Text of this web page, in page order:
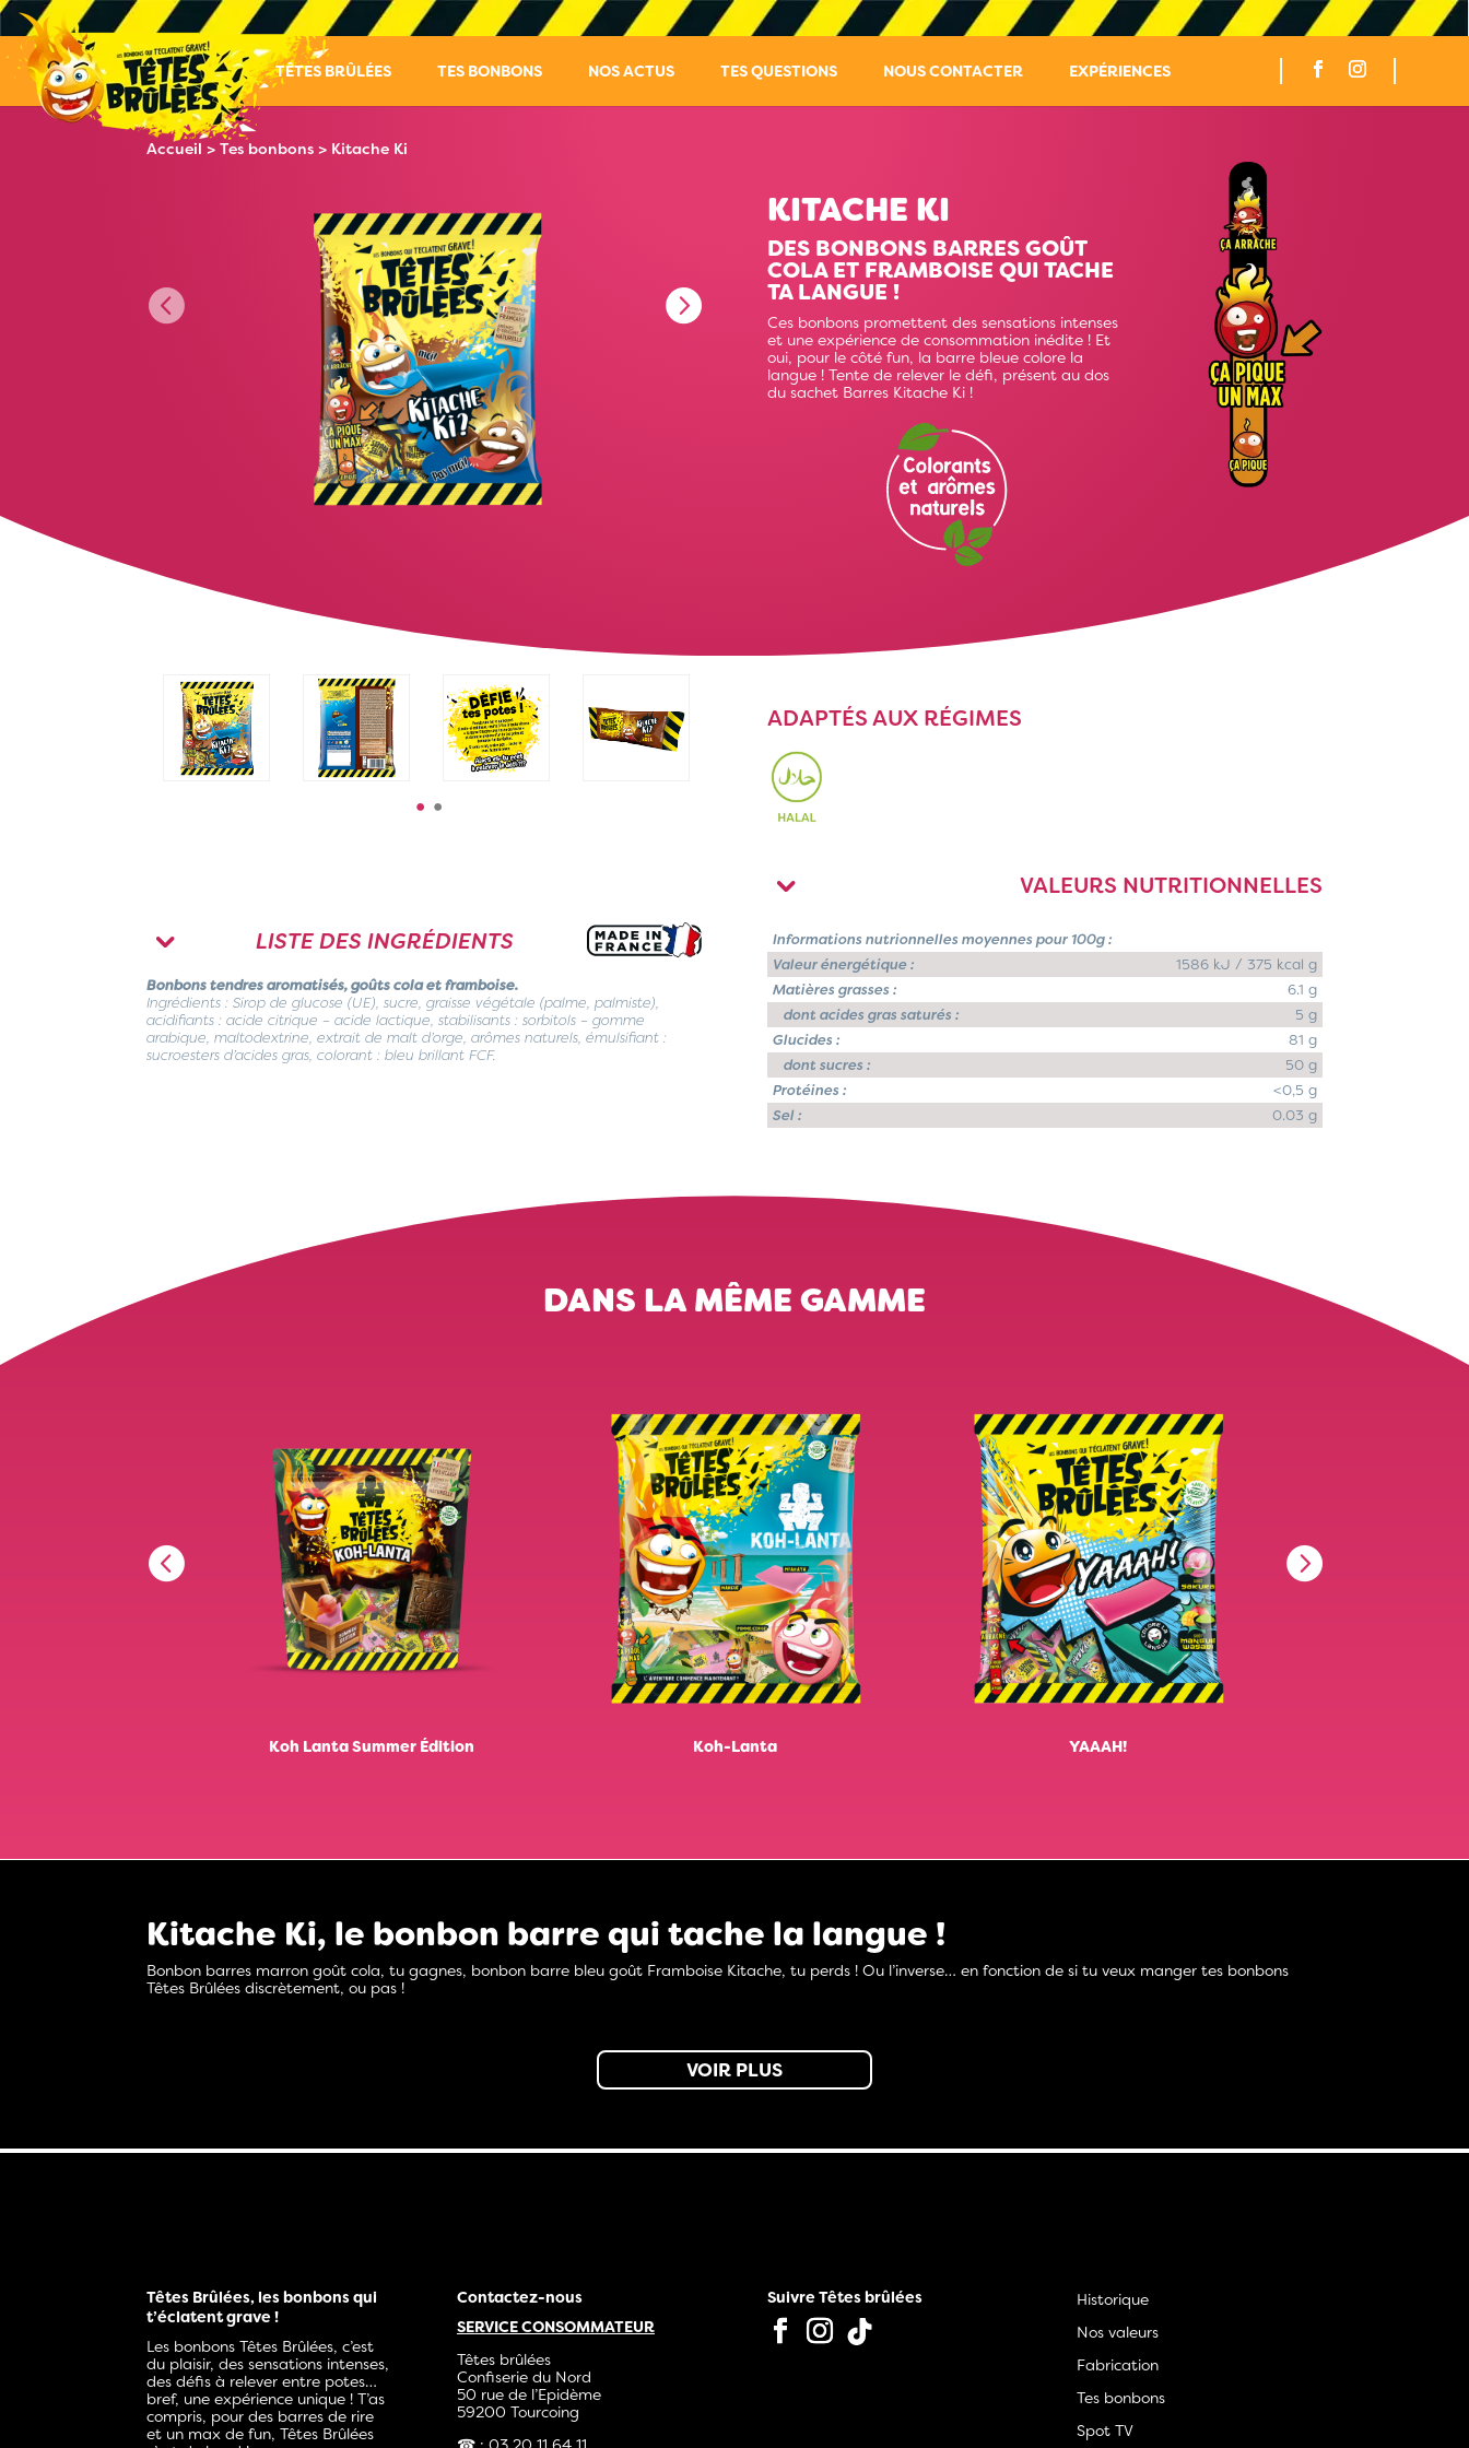
TÊTES BRÛLÉES TES BONBONS NOS ACTUS TES QUESTIONS NOUS CONTACTER EXPÉRIENCES
Accueil >Tes bonbons > Kitache Ki
KITACHE KI
DES BONBONS BARRES GOÛT
COLA ET FRAMBOISE QUI TACHE
TA LANGUE !
Ces bonbons promettent des sensations intenses
et une expérience de consommation inédite ! Et
oui, pour le côté fun, la barre bleue colore la
langue ! Tente de relever le défi, présent au dos
du sachet Barres Kitache Ki !
LISTE DES INGRÉDIENTS
Bonbons tendres aromatisés, goûts cola et framboise.
Ingrédients : Sirop de glucose (UE), sucre, graisse végétale (palme, palmiste),
acidifiants : acide citrique – acide lactique, stabilisants : sorbitols – gomme
arabique, maltodextrine, extrait de malt d’orge, arômes naturels, émulsifiant :
sucroesters d’acides gras, colorant : bleu brillant FCF.
ADAPTÉS AUX RÉGIMES
VALEURS NUTRITIONNELLES
Informations nutrionnelles moyennes pour 100g :
Valeur énergétique :
1586 kJ / 375 kcal g
Matières grasses :
6.1 g
dont acides gras saturés :
5 g
Glucides :
81 g
dont sucres :
50 g
Protéines :
<0,5 g
Sel :
0.03 g
DANS LA MÊME GAMME
Koh Lanta Summer Édition Koh-Lanta YAAAH!
Kitache Ki, le bonbon barre qui tache la langue !
Bonbon barres marron goût cola, tu gagnes, bonbon barre bleu goût Framboise Kitache, tu perds ! Ou l’inverse… en fonction de si tu veux manger tes bonbons
Têtes Brûlées discrètement, ou pas !
VOIR PLUS
Têtes Brûlées, les bonbons qui
t’éclatent grave !
Les bonbons Têtes Brûlées, c’est
du plaisir, des sensations intenses,
des défis à relever entre potes…
bref, une expérience unique ! T’as
compris, pour des barres de rire
et un max de fun, Têtes Brûlées
Contactez-nous
SERVICE CONSOMMATEUR
Têtes brûlées
Confiserie du Nord
50 rue de l’Epidème
59200 Tourcoing
Suivre Têtes brûlées
Historique
Nos valeurs
Fabrication
Tes bonbons
Spot TV